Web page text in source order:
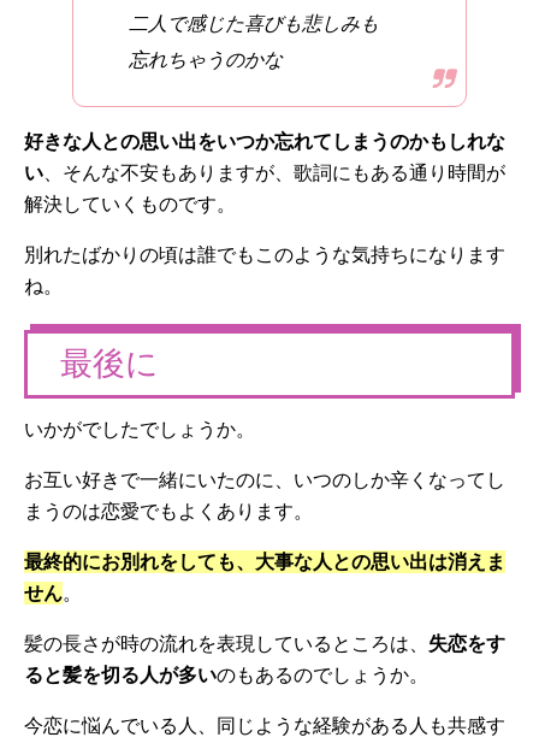
二人で感じた喜びも悲しみも
忘れちゃうのかな
好きな人との思い出をいつか忘れてしまうのかもしれな
い、そんな不安もありますが、歌詞にもある通り時間が
解決していくものです。
別れたばかりの頃は誰でもこのような気持ちになります
ね。
最後に
いかがでしたでしょうか。
お互い好きで一緒にいたのに、いつのしか辛くなってし
まうのは恋愛でもよくあります。
最終的にお別れをしても、大事な人との思い出は消えま
せん。
髪の長さが時の流れを表現しているところは、 失恋をす
ると髪を切る人が多いのもあるのでしょうか。
今恋に悩んでいる人、同じような経験がある人も共感す